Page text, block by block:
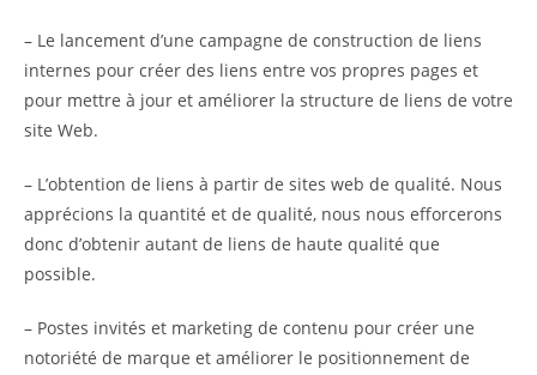
– Le lancement d’une campagne de construction de liens
internes pour créer des liens entre vos propres pages et
pour mettre à jour et améliorer la structure de liens de votre
site Web.
– L’obtention de liens à partir de sites web de qualité. Nous
apprécions la quantité et de qualité, nous nous efforcerons
donc d’obtenir autant de liens de haute qualité que
possible.
– Postes invités et marketing de contenu pour créer une
notoriété de marque et améliorer le positionnement de